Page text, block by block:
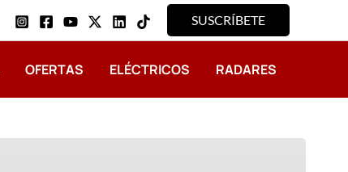
SUSCRÍBETE
OFERTAS ELÉCTRICOS RADARES